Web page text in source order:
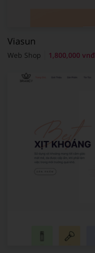
Viasun
Web Shop 1,800,000 vnđ